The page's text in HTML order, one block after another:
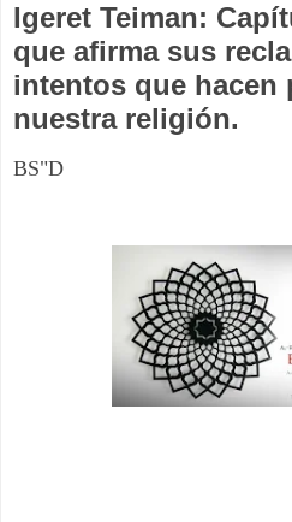
Igeret Teiman:
que afirma sus
intentos que hacen
nuestra religión.
BS"D